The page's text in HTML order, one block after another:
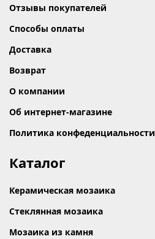
Отзывы покупателей
Способы оплаты
Доставка
Возврат
О компании
Об интернет-магазине
Политика конфеденциальности
Каталог
Керамическая мозаика
Стеклянная мозаика
Мозаика из камня